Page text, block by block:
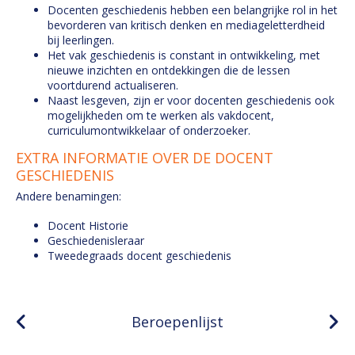
Docenten geschiedenis hebben een belangrijke rol in het
bevorderen van kritisch denken en mediageletterdheid
bij leerlingen.
Het vak geschiedenis is constant in ontwikkeling, met
nieuwe inzichten en ontdekkingen die de lessen
voortdurend actualiseren.
Naast lesgeven, zijn er voor docenten geschiedenis ook
mogelijkheden om te werken als vakdocent,
curriculumontwikkelaar of onderzoeker.
EXTRA INFORMATIE OVER DE DOCENT
GESCHIEDENIS
Andere benamingen:
Docent Historie
Geschiedenisleraar
Tweedegraads docent geschiedenis
Beroepenlijst